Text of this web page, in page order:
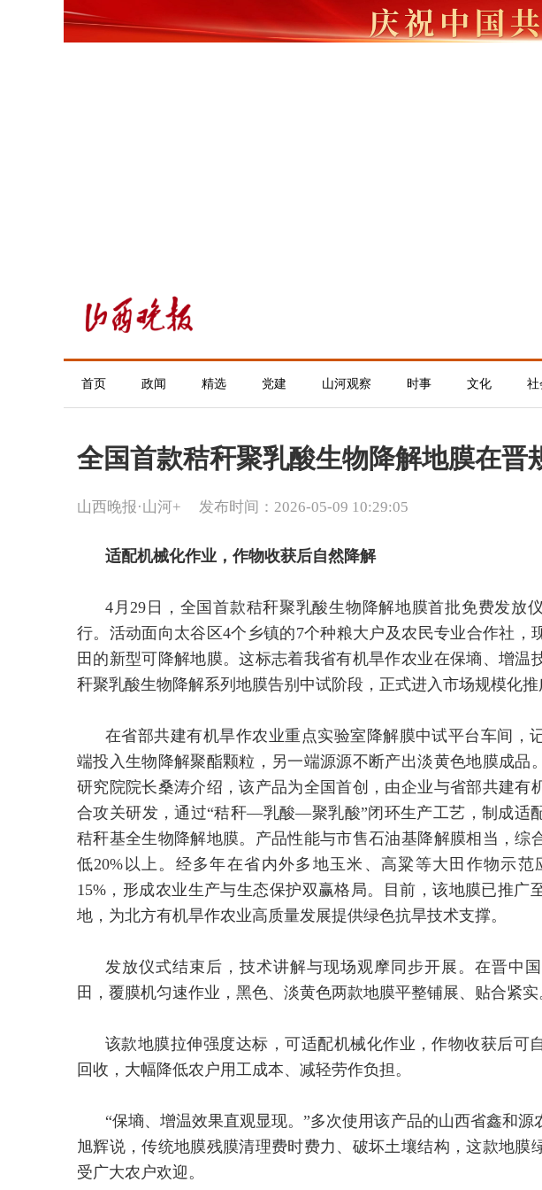
首页 政闻 精选 党建 山河观察 时事 文化 社
全国首款秸秆聚乳酸生物降解地膜在晋
山西晚报·山河+ 发布时间：2026-05-09 10:29:05
适配机械化作业，作物收获后自然降解
4月29日，全国首款秸秆聚乳酸生物降解地膜首批免费发放
行。活动面向太谷区4个乡镇的7个种粮大户及农民专业合作社，
田的新型可降解地膜。这标志着我省有机旱作农业在保墒、增温
秆聚乳酸生物降解系列地膜告别中试阶段，正式进入市场规模化推
在省部共建有机旱作农业重点实验室降解膜中试平台车间，
端投入生物降解聚酯颗粒，另一端源源不断产出淡黄色地膜成品
研究院院长桑涛介绍，该产品为全国首创，由企业与省部共建有
合攻关研发，通过“秸秆—乳酸—聚乳酸”闭环生产工艺，制成适
秸秆基全生物降解地膜。产品性能与市售石油基降解膜相当，综
低20%以上。经多年在省内外多地玉米、高粱等大田作物示
15%，形成农业生产与生态保护双赢格局。目前，该地膜已推广
地，为北方有机旱作农业高质量发展提供绿色抗旱技术支撑。
发放仪式结束后，技术讲解与现场观摩同步开展。在晋中
田，覆膜机匀速作业，黑色、淡黄色两款地膜平整铺展、贴合紧实
该款地膜拉伸强度达标，可适配机械化作业，作物收获后可
回收，大幅降低农户用工成本、减轻劳作负担。
“保墒、增温效果直观显现。”多次使用该产品的山西省鑫和源
旭辉说，传统地膜残膜清理费时费力、破坏土壤结构，这款地膜
受广大农户欢迎。